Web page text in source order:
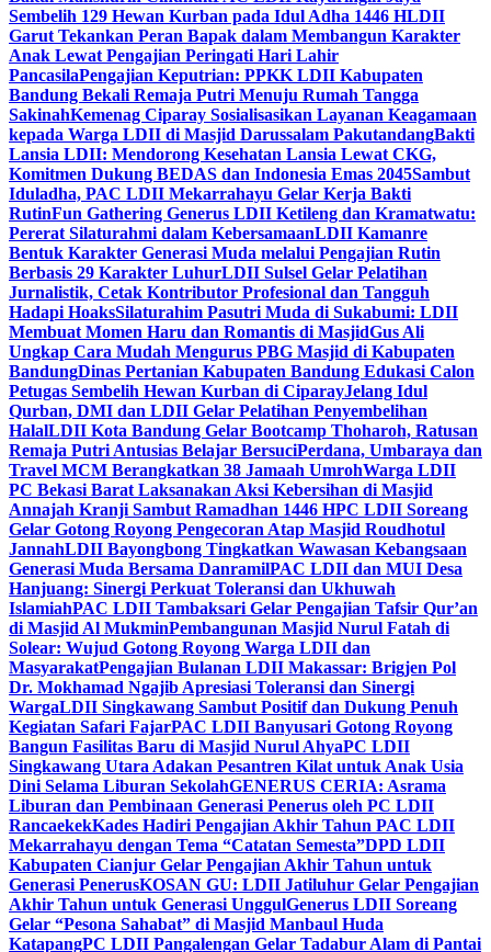
Sembelih 129 Hewan Kurban pada Idul Adha 1446 HLDII
Garut Tekankan Peran Bapak dalam Membangun Karakter
Anak Lewat Pengajian Peringati Hari Lahir
PancasilaPengajian Keputrian: PPKK LDII Kabupaten
Bandung Bekali Remaja Putri Menuju Rumah Tangga
SakinahKemenag Ciparay Sosialisasikan Layanan Keagamaan
kepada Warga LDII di Masjid Darussalam PakutandangBakti
Lansia LDII: Mendorong Kesehatan Lansia Lewat CKG,
Komitmen Dukung BEDAS dan Indonesia Emas 2045Sambut
Iduladha, PAC LDII Mekarrahayu Gelar Kerja Bakti
RutinFun Gathering Generus LDII Ketileng dan Kramatwatu:
Pererat Silaturahmi dalam KebersamaanLDII Kamanre
Bentuk Karakter Generasi Muda melalui Pengajian Rutin
Berbasis 29 Karakter LuhurLDII Sulsel Gelar Pelatihan
Jurnalistik, Cetak Kontributor Profesional dan Tangguh
Hadapi HoaksSilaturahim Pasutri Muda di Sukabumi: LDII
Membuat Momen Haru dan Romantis di MasjidGus Ali
Ungkap Cara Mudah Mengurus PBG Masjid di Kabupaten
BandungDinas Pertanian Kabupaten Bandung Edukasi Calon
Petugas Sembelih Hewan Kurban di CiparayJelang Idul
Qurban, DMI dan LDII Gelar Pelatihan Penyembelihan
HalalLDII Kota Bandung Gelar Bootcamp Thoharoh, Ratusan
Remaja Putri Antusias Belajar BersuciPerdana, Umbaraya dan
Travel MCM Berangkatkan 38 Jamaah UmrohWarga LDII
PC Bekasi Barat Laksanakan Aksi Kebersihan di Masjid
Annajah Kranji Sambut Ramadhan 1446 HPC LDII Soreang
Gelar Gotong Royong Pengecoran Atap Masjid Roudhotul
JannahLDII Bayongbong Tingkatkan Wawasan Kebangsaan
Generasi Muda Bersama DanramilPAC LDII dan MUI Desa
Hanjuang: Sinergi Perkuat Toleransi dan Ukhuwah
IslamiahPAC LDII Tambaksari Gelar Pengajian Tafsir Qur’an
di Masjid Al MukminPembangunan Masjid Nurul Fatah di
Solear: Wujud Gotong Royong Warga LDII dan
MasyarakatPengajian Bulanan LDII Makassar: Brigjen Pol
Dr. Mokhamad Ngajib Apresiasi Toleransi dan Sinergi
WargaLDII Singkawang Sambut Positif dan Dukung Penuh
Kegiatan Safari FajarPAC LDII Banyusari Gotong Royong
Bangun Fasilitas Baru di Masjid Nurul AhyaPC LDII
Singkawang Utara Adakan Pesantren Kilat untuk Anak Usia
Dini Selama Liburan SekolahGENERUS CERIA: Asrama
Liburan dan Pembinaan Generasi Penerus oleh PC LDII
RancaekekKades Hadiri Pengajian Akhir Tahun PAC LDII
Mekarrahayu dengan Tema “Catatan Semesta”DPD LDII
Kabupaten Cianjur Gelar Pengajian Akhir Tahun untuk
Generasi PenerusKOSAN GU: LDII Jatiluhur Gelar Pengajian
Akhir Tahun untuk Generasi UnggulGenerus LDII Soreang
Gelar “Pesona Sahabat” di Masjid Manbaul Huda
KatapangPC LDII Pangalengan Gelar Tadabur Alam di Pantai